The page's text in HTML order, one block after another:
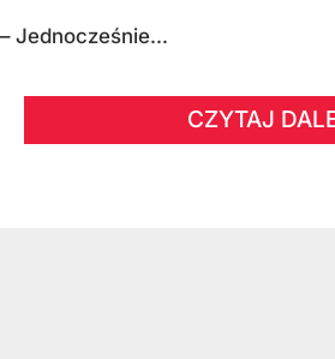
– Jednocześnie...
CZYTAJ